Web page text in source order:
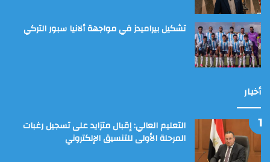
تشكيل بيراميدز في مواجهة ألانيا سبور التركي
أخبار
التعليم العالي: إقبال متزايد على تسجيل رغبات
المرحلة الأولى للتنسيق الإلكتروني